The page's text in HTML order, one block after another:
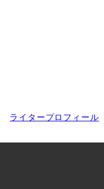
ライタープロフィール